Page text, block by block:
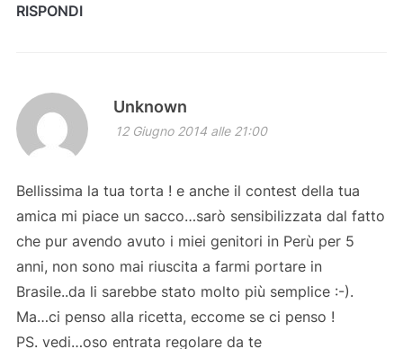
RISPONDI
Unknown
12 Giugno 2014 alle 21:00
Bellissima la tua torta ! e anche il contest della tua
amica mi piace un sacco…sarò sensibilizzata dal fatto
che pur avendo avuto i miei genitori in Perù per 5
anni, non sono mai riuscita a farmi portare in
Brasile..da li sarebbe stato molto più semplice :-).
Ma…ci penso alla ricetta, eccome se ci penso !
PS. vedi…oso entrata regolare da te